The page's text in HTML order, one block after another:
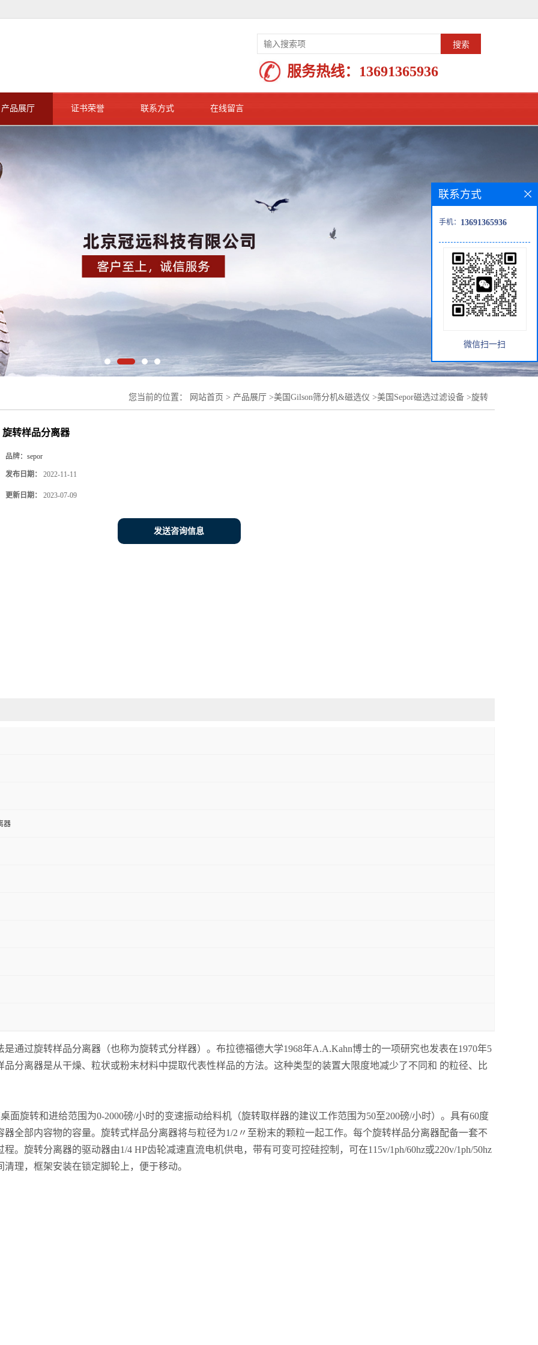
服务热线： 13691365936
产品展厅 证书荣誉 联系方式 在线留言
您当前的位置： 网站首页 > 产品展厅 >美国Gilson筛分机&磁选仪 >美国Sepor磁选过滤设备 >旋转
旋转样品分离器
品牌： sepor
发布日期： 2022-11-11
更新日期： 2023-07-09
发送咨询信息
器
通过旋转样品分离器（也称为旋转式分样器）。布拉德福德大学1968年A.A.Kahn博士的一项研究也发表在1970年5
分离器是从干燥、粒状或粉末材料中提取代表性样品的方法。这种类型的装置大限度地减少了不同和 的粒径、比
面旋转和进给范围为0-2000磅/小时的变速振动给料机（旋转取样器的建议工作范围为50至200磅/小时）。具有60度
全部内容物的容量。旋转式样品分离器将与粒径为1/2〃至粉末的颗粒一起工作。每个旋转样品分离器配备一套不
。旋转分离器的驱动器由1/4 HP齿轮减速直流电机供电，带有可变可控硅控制，可在115v/1ph/60hz或220v/1ph/50hz
理，框架安装在锁定脚轮上，便于移动。
联系方式
手机： 13691365936
微信扫一扫